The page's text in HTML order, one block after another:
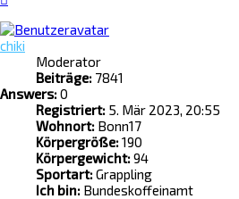
chiki
Moderator
Beiträge: 7841
Answers:0
Registriert: 5. Mär 2023, 20:55
Wohnort: Bonn17
Körpergröße:190
Körpergewicht:94
Sportart:Grappling
Ich bin: Bundeskoffeinamt